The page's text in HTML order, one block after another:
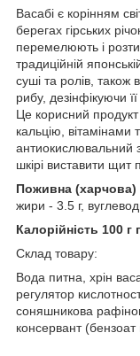
Васабі є корінням
берегах гірських
перемелюють і
традиційній
суші та ролів, також
рибу, дезінфікуючи
Це корисний продукт
кальцію,
антиокислювальний
шкірі виставити щит
Поживна (харчова)
жири - 3.5 г,
Калорійність 100 г
Склад товару:
Вода питна, хрін
регулятор
соняшникова
консервант (бензоат